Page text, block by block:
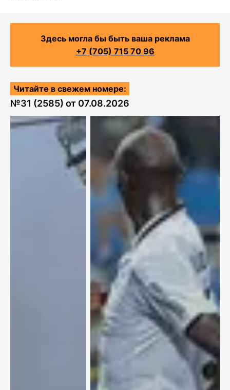
Здесь могла бы быть ваша реклама
+7 (705) 715 70 96
Читайте в свежем номере:
№31 (2585) от 07.08.2026